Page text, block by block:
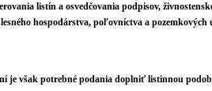
listín a osvedčovania podpisov,
hospodárstva, poľovníctva a pozemkových
je však potrebné podania doplniť listinnou